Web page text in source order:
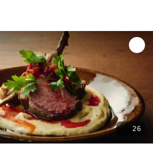
26